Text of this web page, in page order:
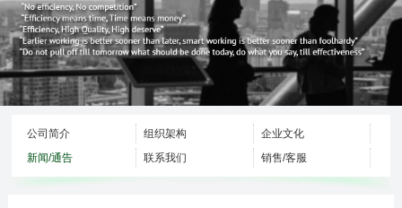
公司简介 组织架构
企业文化
新闻/通告
联系我们 销售/客服